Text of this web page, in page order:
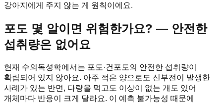
강아지에게 주지 않는 게 원칙이에요.
포도 몇 알이면 위험한가요? — 안전한
섭취량은 없어요
현재 수의독성학에서는 포도·건포도의 안전한 섭취량이
확립되어 있지 않아요. 아주 적은 양으로도 신부전이 발생한
사례가 있는 반면, 다량을 먹고도 이상이 없는 개도 있어
개체마다 반응이 크게 달라요. 이 예측 불가능성 때문에